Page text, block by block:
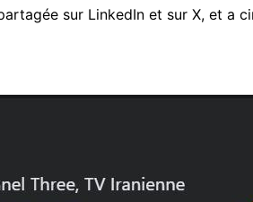
sur LinkedIn et sur X, et a